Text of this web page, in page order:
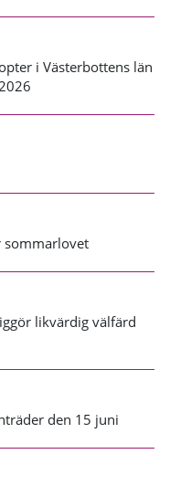
i Västerbottens län
sommarlovet
likvärdig välfärd
den 15 juni